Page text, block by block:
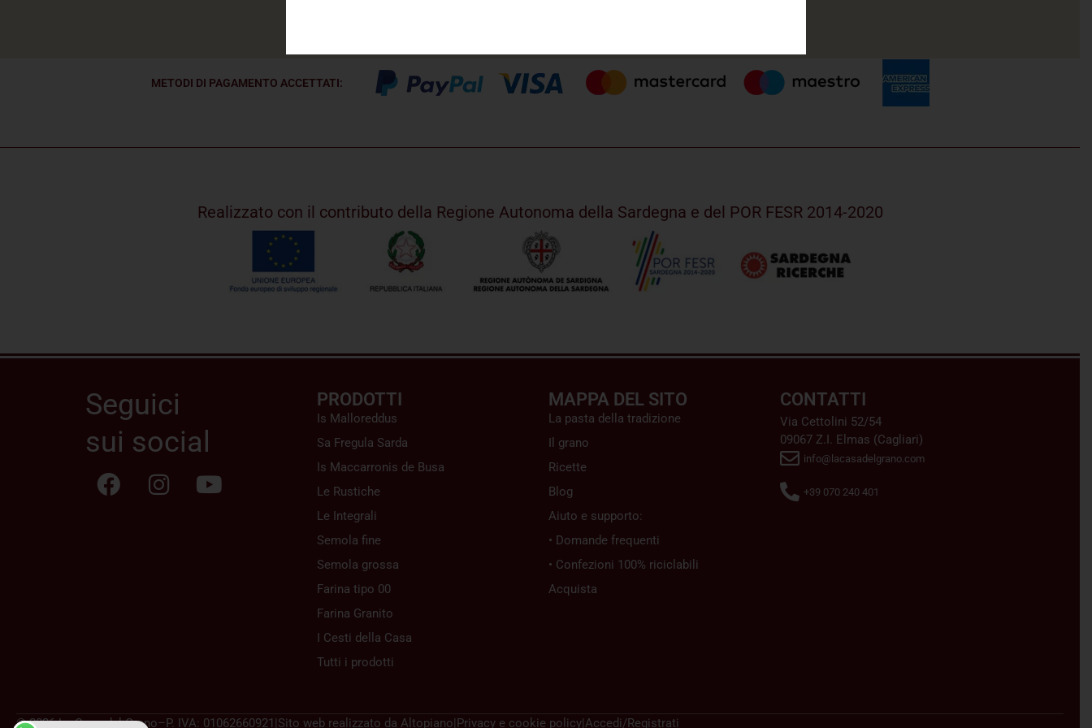
METODI DI PAGAMENTO ACCETTATI:
Realizzato con il contributo della Regione Autonoma della Sardegna e del POR FESR 2014-2020
Seguici
sui social
PRODOTTI
Is Malloreddus
Sa Fregula Sarda
Is Maccarronis de Busa
Le Rustiche
Le Integrali
Semola fine
Semola grossa
Farina tipo 00
Farina Granito
I Cesti della Casa
Tutti i prodotti
MAPPA DEL SITO
La pasta della tradizione
Il grano
Ricette
Blog
Aiuto e supporto:
• Domande frequenti
• Confezioni 100% riciclabili
Acquista
CONTATTI
Via Cettolini 52/54
09067 Z.I. Elmas (Cagliari)
info@lacasadelgrano.com
+39 070 240 401
© 2026 La Casa del Grano–P. IVA: 01062660921 |Sito web realizzato da Altopiano|Privacy e cookie policy|Accedi/Registrati